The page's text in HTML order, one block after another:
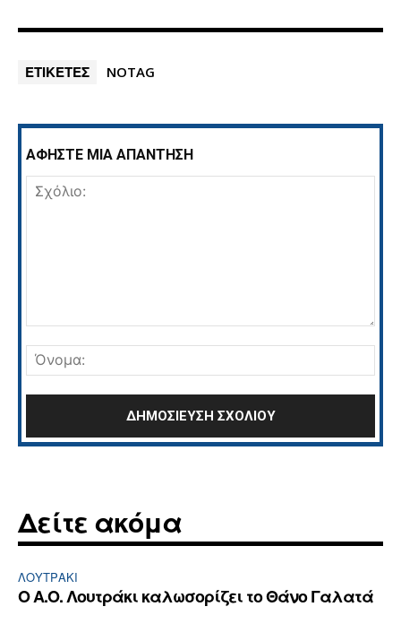
ΕΤΙΚΕΤΕΣ NOTAG
ΑΦΗΣΤΕ ΜΙΑ ΑΠΑΝΤΗΣΗ
Δείτε ακόμα
ΛΟΥΤΡΆΚΙ
Ο Α.Ο. Λουτράκι καλωσορίζει το Θάνο Γαλατά